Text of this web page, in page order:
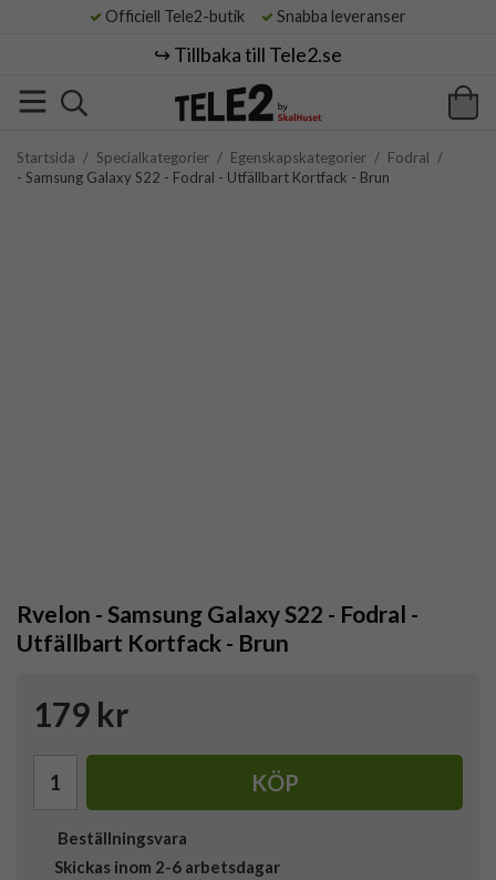
Officiell Tele2-butik Snabba leveranser
↪️ Tillbaka till Tele2.se
Startsida / Specialkategorier / Egenskapskategorier / Fodral /
- Samsung Galaxy S22 - Fodral - Utfällbart Kortfack - Brun
Rvelon - Samsung Galaxy S22 - Fodral -
Utfällbart Kortfack - Brun
179 kr
KÖP
Beställningsvara
Skickas inom 2-6 arbetsdagar